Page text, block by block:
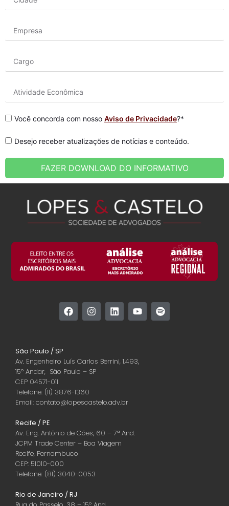
Você concorda com nosso Aviso de Privacidade?*
Desejo receber atualizações de notícias e conteúdo.
FAZER DOWNLOAD DO INFORMATIVO
São Paulo / SP
Av. Engenheiro Luís Carlos Berrini, 1.493,
15º Andar, São Paulo – SP
CEP 04571-011
Telefone: (11) 3876-1360
Email: contato@lopescastelo.adv.br
Recife / PE
Av. Eng. Antônio de Góes, 60 – 7ª And.
JCPM Trade Center – Boa Viagem
Recife, Pernambuco
CEP: 51010-000
Telefone: (81) 3040-0053
Rio de Janeiro / RJ